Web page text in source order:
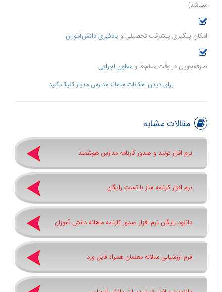
میباشد)
امکان پیگیری پیشرفت تحصیلی و یادگیری دانش‌آموزان
صرفه‌جویی در وقت معلم‌ها و معاون اجرایی
برای دیدن امکانات سامانه مدارس مدیار کلیک کنید
مقالات مشابه
نرم افزار تولید و صدور کارنامه مدارس هوشمند
نرم افزار کارنامه ساز با تست رایگان
دانلود رایگان نرم افزار صدور کارنامه ماهانه دانش آموزان
فرم ارزشیابی سالانه معلمان همراه فایل ورد